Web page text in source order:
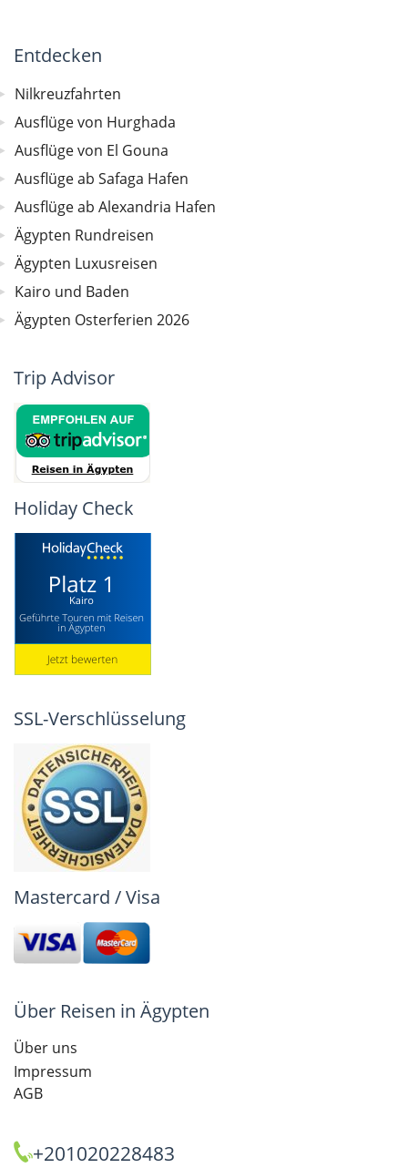
Entdecken
Nilkreuzfahrten
Ausflüge von Hurghada
Ausflüge von El Gouna
Ausflüge ab Safaga Hafen
Ausflüge ab Alexandria Hafen
Ägypten Rundreisen
Ägypten Luxusreisen
Kairo und Baden
Ägypten Osterferien 2026
Trip Advisor
Holiday Check
SSL-Verschlüsselung
Mastercard / Visa
Über Reisen in Ägypten
Über uns
Impressum
AGB
+201020228483